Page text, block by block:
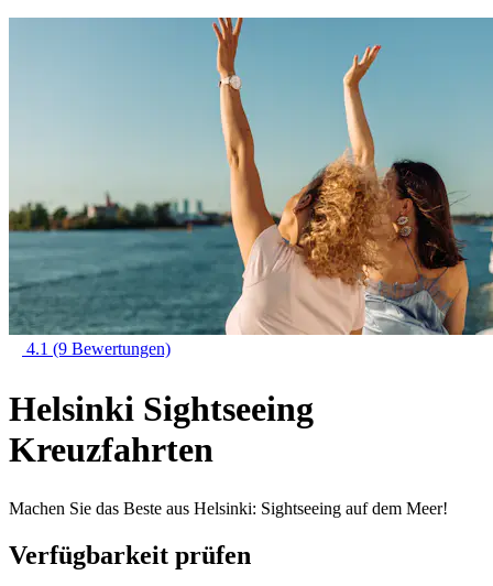
4.1 (9 Bewertungen)
Helsinki Sightseeing
Kreuzfahrten
Machen Sie das Beste aus Helsinki: Sightseeing auf dem Meer!
Verfügbarkeit prüfen